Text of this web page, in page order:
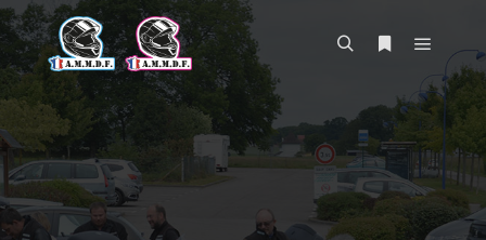
Plus d’infos
Menu